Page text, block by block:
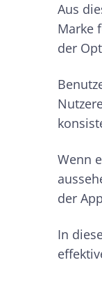
Aus
Marke
der
Wenn
der
In